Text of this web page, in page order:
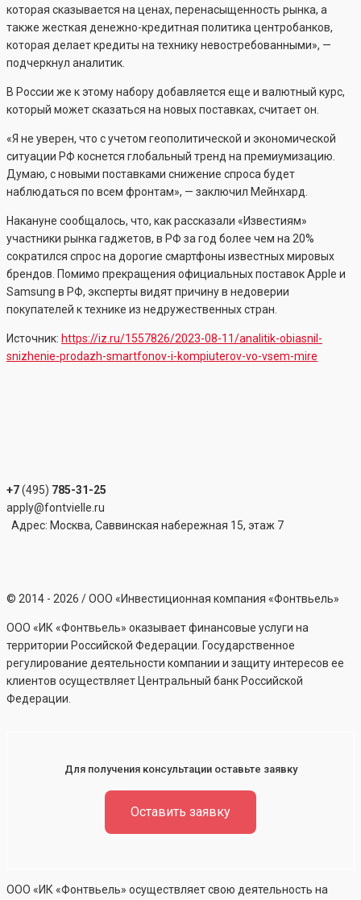
которая сказывается на ценах, перенасыщенность рынка, а
также жесткая денежно-кредитная политика центробанков,
которая делает кредиты на технику невостребованными», —
подчеркнул аналитик.
В России же к этому набору добавляется еще и валютный курс,
который может сказаться на новых поставках, считает он.
«Я не уверен, что с учетом геополитической и экономической
ситуации РФ коснется глобальный тренд на премиумизацию.
Думаю, с новыми поставками снижение спроса будет
наблюдаться по всем фронтам», — заключил Мейнхард.
Накануне сообщалось, что, как рассказали «Известиям»
участники рынка гаджетов, в РФ за год более чем на 20%
сократился спрос на дорогие смартфоны известных мировых
брендов. Помимо прекращения официальных поставок Apple и
Samsung в РФ, эксперты видят причину в недоверии
покупателей к технике из недружественных стран.
Источник: https://iz.ru/1557826/2023-08-11/analitik-obiasnil-
snizhenie-prodazh-smartfonov-i-kompiuterov-vo-vsem-mire
+7(495) 785-31-25
apply@fontvielle.ru
Адрес: Москва, Саввинская набережная 15, этаж 7
© 2014 - 2026 / ООО «Инвестиционная компания «Фонтвьель»
ООО «ИК «Фонтвьель» оказывает финансовые услуги на
территории Российской Федерации. Государственное
регулирование деятельности компании и защиту интересов ее
клиентов осуществляет Центральный банк Российской
Федерации.
Для получения консультации оставьте заявку
Оставить заявку
ООО «ИК «Фонтвьель» осуществляет свою деятельность на